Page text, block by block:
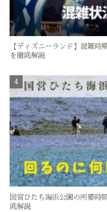
【ディズニーランド】混雑時
を徹底解説
国営ひたち海浜公園の所要時
底解説